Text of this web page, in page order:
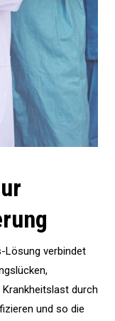
Lösung verbindet
durch
und so die